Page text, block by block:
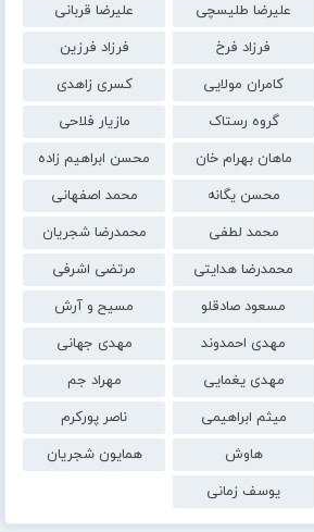
علیرضا طلیسچی
علیرضا قربانی
فرزاد فرخ
فرزاد فرزین
کامران مولایی
کسری زاهدی
گروه رستاک
مازیار فلاحی
ماهان بهرام خان
محسن ابراهیم زاده
محسن یگانه
محمد اصفهانی
محمد لطفی
محمدرضا شجریان
محمدرضا هدایتی
مرتضی اشرفی
مسعود صادقلو
مسیح و آرش
مهدی احمدوند
مهدی جهانی
مهدی یغمایی
مهراد جم
میثم ابراهیمی
ناصر پورکرم
هاوش
همایون شجریان
یوسف زمانی